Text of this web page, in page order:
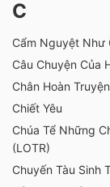
C
Cẩm Nguyệt Như
Câu Chuyện Của
Chân Hoàn Truyện
Chiết Yêu
Chúa Tể Những
(LOTR)
Chuyến Tàu Sinh